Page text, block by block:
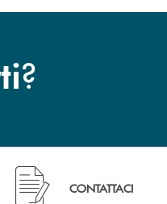
?
di Banca Monte
Hai bisogno di
CONTATTACI